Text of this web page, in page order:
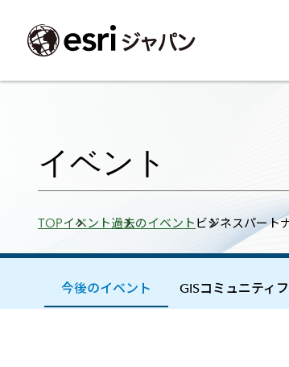
ArcGISとは
ArcGIS Online
SaaS マッピング プラットフォーム
ArcGIS Pro
ArcGIS Enterprise
中央省庁
海洋
保健・医療・介護
宇宙利用
政
農業
森
事例検索
注目事例
eBookで見る
サポートトップ
ヘルプ・マニュアル
よく見られているページ
My
今後のイベント
GISコミュニティフォ
Esriユーザー会
会社概要
コーポレートガバナンス
コンプライアンス
リスクマネジメント
新卒採用（国内・海外
採用に関するよくある
イベント
Breadcrumbs
TOPイベント過去のイベント ビジネスパート
今後のイベント GISコミュニティ